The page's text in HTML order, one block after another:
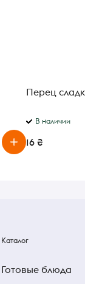
Перец
В наличии
16 ₴
Каталог
Готовые блюда